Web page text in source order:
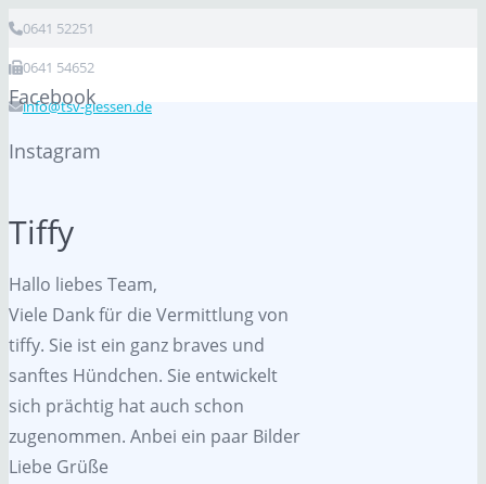
0641 52251
0641 54652
info@tsv-giessen.de
Facebook
Instagram
Tiffy
Hallo liebes Team,
Viele Dank für die Vermittlung von
tiffy. Sie ist ein ganz braves und
sanftes Hündchen. Sie entwickelt
sich prächtig hat auch schon
zugenommen. Anbei ein paar Bilder
Liebe Grüße